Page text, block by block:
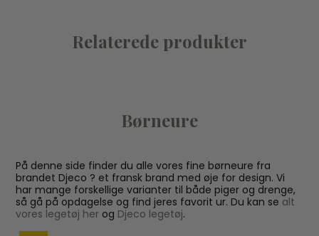
Relaterede produkter
Børneure
På denne side finder du alle vores fine børneure fra
brandet Djeco ? et fransk brand med øje for design. Vi
har mange forskellige varianter til både piger og drenge,
så gå på opdagelse og find jeres favorit ur. Du kan se alt
vores legetøj her og Djeco legetøj.